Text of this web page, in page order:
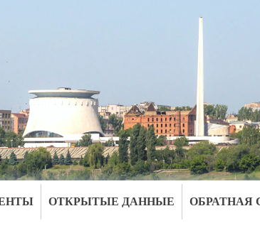
ОТКРЫТЫЕ ДАННЫЕ ОБРАТНАЯ